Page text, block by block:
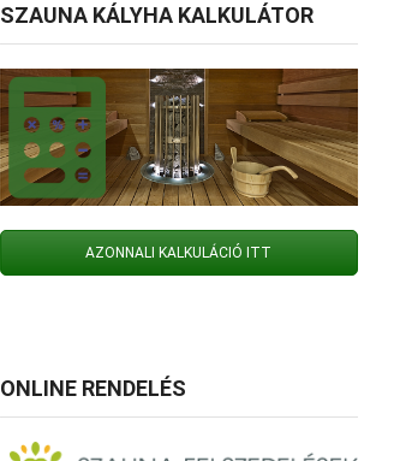
SZAUNA KÁLYHA KALKULÁTOR
AZONNALI KALKULÁCIÓ ITT
ONLINE RENDELÉS